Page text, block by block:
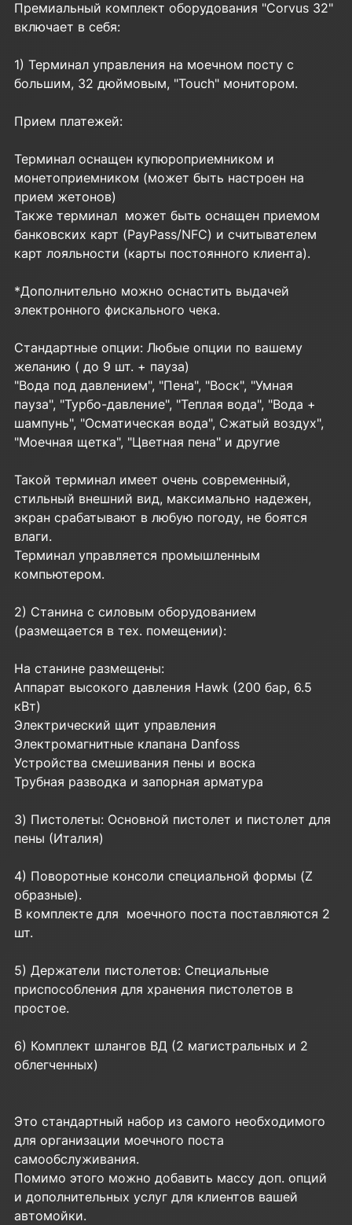
Премиальный комплект оборудования "Corvus 32"
включает в себя:
1) Терминал управления на моечном посту с
большим, 32 дюймовым, "Touch" монитором.
Прием платежей:
Терминал оснащен купюроприемником и
монетоприемником (может быть настроен на
прием жетонов)
Также терминал может быть оснащен приемом
банковских карт (PayPass/NFC) и считывателем
карт лояльности (карты постоянного клиента).
*Дополнительно можно оснастить выдачей
электронного фискального чека.
Стандартные опции: Любые опции по вашему
желанию ( до 9 шт. + пауза)
"Вода под давлением", "Пена", "Воск", "Умная
пауза", "Турбо-давление", "Теплая вода", "Вода +
шампунь", "Осматическая вода", Сжатый воздух",
"Моечная щетка", "Цветная пена" и другие
Такой терминал имеет очень современный,
стильный внешний вид, максимально надежен,
экран срабатывают в любую погоду, не боятся
влаги.
Терминал управляется промышленным
компьютером.
2) Cтанина с силовым оборудованием
(размещается в тех. помещении):
На станине размещены:
Аппарат высокого давления Hawk (200 бар, 6.5
кВт)
Электрический щит управления
Электромагнитные клапана Danfoss
Устройства смешивания пены и воска
Трубная разводка и запорная арматура
3) Пистолеты: Основной пистолет и пистолет для
пены (Италия)
4) Поворотные консоли специальной формы (Z
образные).
В комплекте для моечного поста поставляются 2
шт.
5) Держатели пистолетов: Специальные
приспособления для хранения пистолетов в
простое.
6) Комплект шлангов ВД (2 магистральных и 2
облегченных)
Это стандартный набор из самого необходимого
для организации моечного поста
самообслуживания.
Помимо этого можно добавить массу доп. опций
и дополнительных услуг для клиентов вашей
автомойки.